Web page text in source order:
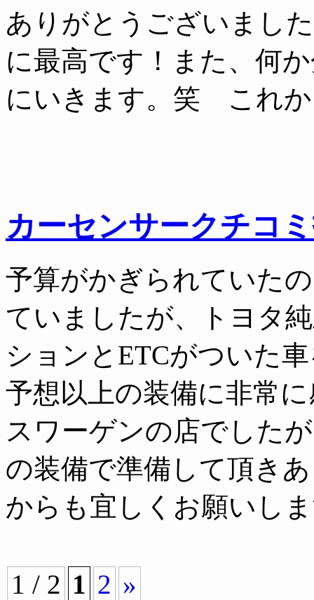
ありがとうございまし
に最高です！また、何
にいきます。笑 これ
カーセンサークチコ
予算がかぎられていた
ていましたが、トヨタ
ションとETCがついた
予想以上の装備に非常
スワーゲンの店でした
の装備で準備して頂き
からも宜しくお願いし
1 / 2 1 2 »